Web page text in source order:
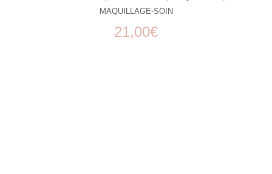
MAQUILLAGE-SOIN
21,00€